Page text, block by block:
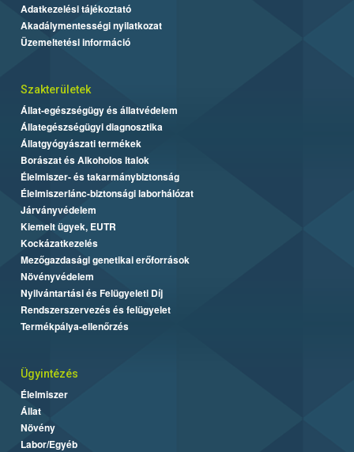
Adatkezelési tájékoztató
Akadálymentességi nyilatkozat
Üzemeltetési információ
Szakterületek
Állat-egészségügy és állatvédelem
Állategészségügyi diagnosztika
Állatgyógyászati termékek
Borászat és Alkoholos Italok
Élelmiszer- és takarmánybiztonság
Élelmiszerlánc-biztonsági laborhálózat
Járványvédelem
Kiemelt ügyek, EUTR
Kockázatkezelés
Mezőgazdasági genetikai erőforrások
Növényvédelem
Nyilvántartási és Felügyeleti Díj
Rendszerszervezés és felügyelet
Termékpálya-ellenőrzés
Ügyintézés
Élelmiszer
Állat
Növény
Labor/Egyéb